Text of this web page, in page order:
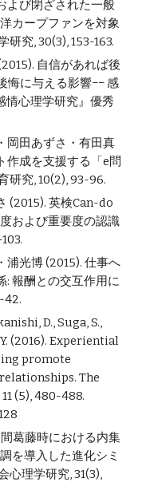
よび閉ざされた一般
カープファンを対象
研究, 30(3), 153-163.
自信があれば後
悔に与える影響−− 感
情心理学研究』優秀
岡田あずさ・有田真
作成を支援する「e問
研究, 10(2), 93-96.
(2015). 英検Can-do
および重要度の認識
浦光博 (2015). 仕事へ
: 報酬との交互作用に
42.
D., Suga, S.,
(2016). Experiential
promote
The
(5), 480-488.
葛藤時における内集
を導入した進化シミ
心理学研究, 31(3),